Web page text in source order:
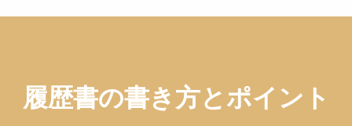
履歴書の書き方とポイント